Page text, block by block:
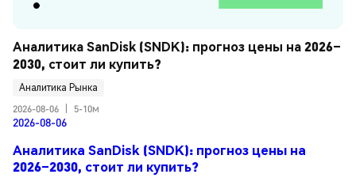
Аналитика SanDisk (SNDK): прогноз цены на 2026–
2030, стоит ли купить?
Аналитика Рынка
2026-08-06
5-10м
2026-08-06
Аналитика SanDisk (SNDK): прогноз цены на
2026–2030, стоит ли купить?